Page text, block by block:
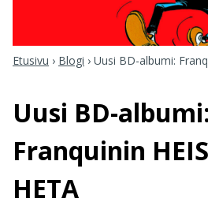
Etusivu › Blogi › Uusi BD-albumi:
Uusi BD-albumi:
Franquinin
HETA